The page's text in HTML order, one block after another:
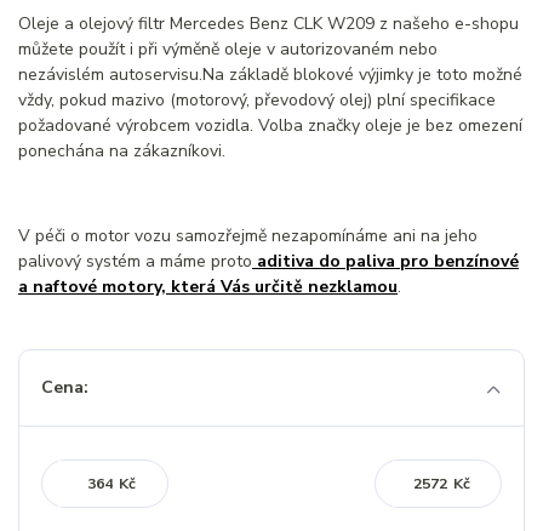
Oleje a olejový filtr Mercedes Benz CLK W209 z našeho e-shopu
můžete použít i při výměně oleje v autorizovaném nebo
nezávislém autoservisu.Na základě blokové výjimky je toto možné
vždy, pokud mazivo (motorový, převodový olej) plní specifikace
požadované výrobcem vozidla. Volba značky oleje je bez omezení
ponechána na zákazníkovi.
V péči o motor vozu samozřejmě nezapomínáme ani na jeho
palivový systém a máme proto aditiva do paliva pro benzínové
a naftové motory, která Vás určitě nezklamou.
Cena:
Kč Kč